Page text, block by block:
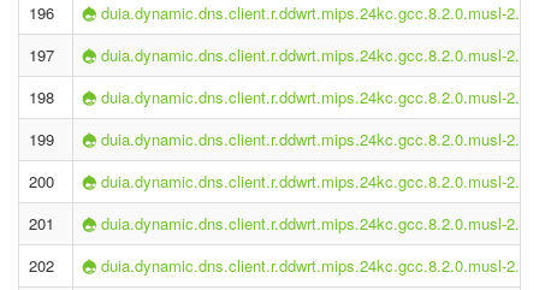
196
duia.dynamic.dns.client.r.ddwrt.mips.24kc.gcc.8.2.0.musl-
197
duia.dynamic.dns.client.r.ddwrt.mips.24kc.gcc.8.2.0.musl-
198
duia.dynamic.dns.client.r.ddwrt.mips.24kc.gcc.8.2.0.musl-
199
duia.dynamic.dns.client.r.ddwrt.mips.24kc.gcc.8.2.0.musl-
200
duia.dynamic.dns.client.r.ddwrt.mips.24kc.gcc.8.2.0.musl-
201
duia.dynamic.dns.client.r.ddwrt.mips.24kc.gcc.8.2.0.musl-
202
duia.dynamic.dns.client.r.ddwrt.mips.24kc.gcc.8.2.0.musl-